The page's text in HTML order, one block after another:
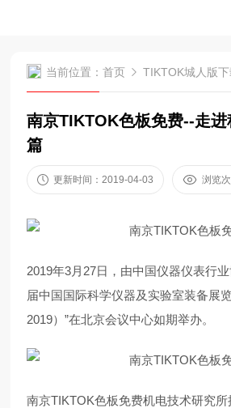
当前位置：首页 TIKTOK城人版
南京TIKTOK色板免费--走
篇
更新时间：2019-04-03 浏览次
2019年3月27日，由中国仪器仪表行
届中国国际科学仪器及实验室装备展
2019）”在北京会议中心如期举办。
南京TIKTOK色板免费机电技术研究